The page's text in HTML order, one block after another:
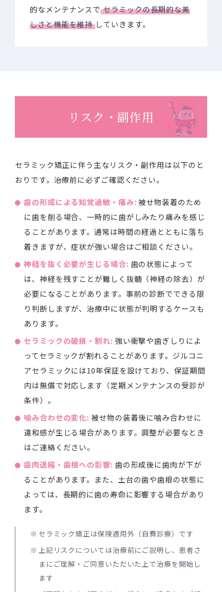
的なメンテナンスで セラミックの長期的な美
しさと機能を維持 していきます。
リスク・副作用
セラミック矯正に伴う主なリスク・副作用は以下のと
おりです。治療前に必ずご確認ください。
歯の形成による知覚過敏・痛み:被せ物装着のため
に歯を削る場合、一時的に歯がしみたり痛みを感じ
ることがあります。通常は時間の経過とともに落ち
着きますが、症状が強い場合はご相談ください。
神経を抜く必要が生じる場合: 歯の状態によって
は、神経を残すことが難しく抜髄（神経の除去）が
必要になることがあります。事前の診断でできる限
り判断しますが、治療中に状態が判明するケースも
あります。
セラミックの破損・割れ: 強い衝撃や歯ぎしりによ
ってセラミックが割れることがあります。ジルコニ
アセラミックには10年保証を設けており、保証期間
内は無償で対応します（定期メンテナンスの受診が
条件）。
噛み合わせの変化: 被せ物の装着後に噛み合わせに
違和感が生じる場合があります。調整が必要なとき
はご連絡ください。
歯肉退縮・歯根への影響: 歯の形成後に歯肉が下が
ることがあります。また、土台の歯や歯根の状態に
よっては、長期的に歯の寿命に影響する場合があり
ます。
セラミック矯正は保険適用外（自費診療）です
上記リスクについては治療前にご説明し、患者さ
まにご理解・ご同意いただいた上で治療を開始し
ます